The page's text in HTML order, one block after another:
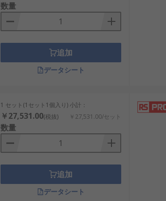
数量
追加
データシート
1 セット(1セット1個入り) 小計：
￥27,531.00(税抜) ￥27,531.00/セット
数量
追加
データシート